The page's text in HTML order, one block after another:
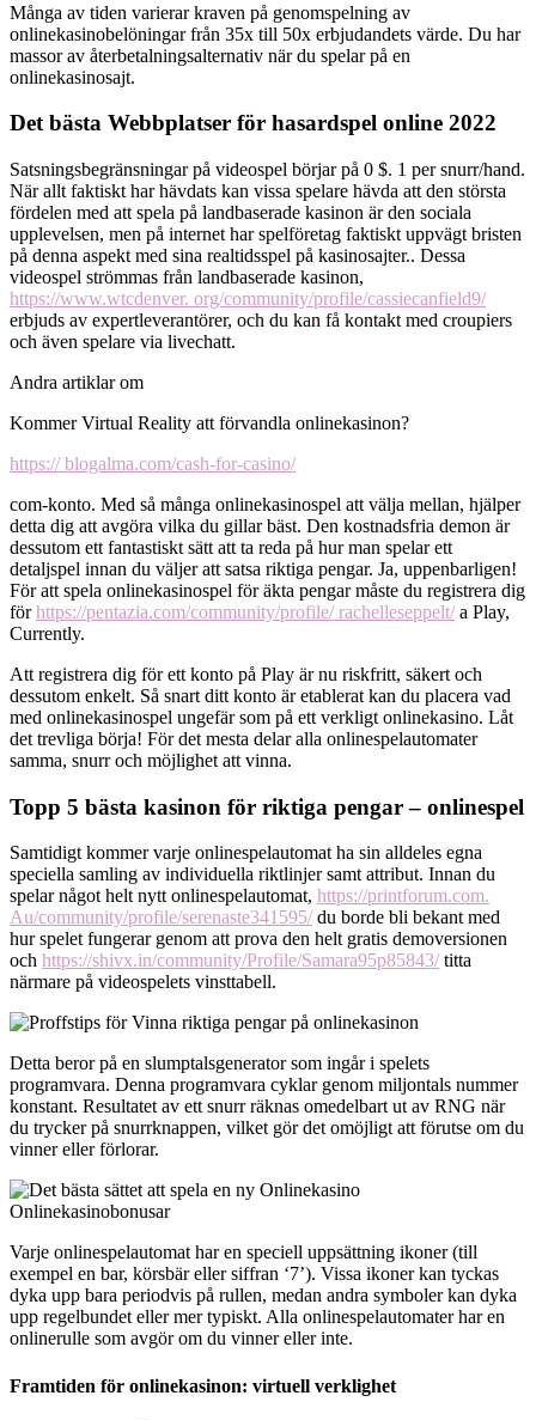
Många av tiden varierar kraven på genomspelning av
onlinekasinobelöningar från 35x till 50x erbjudandets värde. Du har
massor av återbetalningsalternativ när du spelar på en
onlinekasinosajt.
Det bästa Webbplatser för hasardspel online 2022
Satsningsbegränsningar på videospel börjar på 0 $. 1 per snurr/hand.
När allt faktiskt har hävdats kan vissa spelare hävda att den största
fördelen med att spela på landbaserade kasinon är den sociala
upplevelsen, men på internet har spelföretag faktiskt uppvägt bristen
på denna aspekt med sina realtidsspel på kasinosajter.. Dessa
videospel strömmas från landbaserade kasinon,
https://www.wtcdenver. org/community/profile/cassiecanfield9/
erbjuds av expertleverantörer, och du kan få kontakt med croupiers
och även spelare via livechatt.
Andra artiklar om
Kommer Virtual Reality att förvandla onlinekasinon?
https:// blogalma.com/cash-for-casino/
com-konto. Med så många onlinekasinospel att välja mellan, hjälper
detta dig att avgöra vilka du gillar bäst. Den kostnadsfria demon är
dessutom ett fantastiskt sätt att ta reda på hur man spelar ett
detaljspel innan du väljer att satsa riktiga pengar. Ja, uppenbarligen!
För att spela onlinekasinospel för äkta pengar måste du registrera dig
förhttps://pentazia.com/community/profile/ rachelleseppelt/a Play,
Currently.
Att registrera dig för ett konto på Play är nu riskfritt, säkert och
dessutom enkelt. Så snart ditt konto är etablerat kan du placera vad
med onlinekasinospel ungefär som på ett verkligt onlinekasino. Låt
det trevliga börja! För det mesta delar alla onlinespelautomater
samma, snurr och möjlighet att vinna.
Topp 5 bästa kasinon för riktiga pengar – onlinespel
Samtidigt kommer varje onlinespelautomat ha sin alldeles egna
speciella samling av individuella riktlinjer samt attribut. Innan du
spelar något helt nytt onlinespelautomat, https://printforum.com.
Au/community/profile/serenaste341595/du borde bli bekant med
hur spelet fungerar genom att prova den helt gratis demoversionen
och https://shivx.in/community/Profile/Samara95p85843/titta
närmare på videospelets vinsttabell.
Detta beror på en slumptalsgenerator som ingår i spelets
programvara. Denna programvara cyklar genom miljontals nummer
konstant. Resultatet av ett snurr räknas omedelbart ut av RNG när
du trycker på snurrknappen, vilket gör det omöjligt att förutse om du
vinner eller förlorar.
Varje onlinespelautomat har en speciell uppsättning ikoner (till
exempel en bar, körsbär eller siffran ‘7’). Vissa ikoner kan tyckas
dyka upp bara periodvis på rullen, medan andra symboler kan dyka
upp regelbundet eller mer typiskt. Alla onlinespelautomater har en
onlinerulle som avgör om du vinner eller inte.
Framtiden för onlinekasinon: virtuell verklighet